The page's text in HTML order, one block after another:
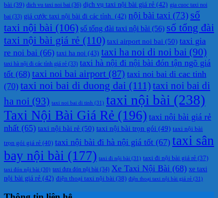
bài (39) dich vu taxi noi bai (36) dịch vụ taxi nội bài giá rẻ (42) gia cuoc taxi noi
bai (33) giá cước taxi nội bài đi các tỉnh. (42) nội bài taxi (73) số
taxi nội bài (106) số tổng đài taxi nội bài (56) số tổng đài
taxi nội bài giá rẻ (110) taxi airport noi bai (50) taxi gia
re noi bai (66) taxi ha noi (43) taxi ha noi di noi bai (90)
taxi hà nội đi các tỉnh giá rẻ (33) taxi hà nội đi nội bài đón tận ngõ giá
tốt (68) taxi noi bai airport (87) taxi noi bai di cac tinh
(70) taxi noi bai di duong dai (111)taxi noi bai di
ha noi (93) taxi noi bai di tinh (31) taxi nội bài (238)
Taxi Nội Bài Giá Rẻ (196) taxi nội bài giá rẻ
nhất (65) taxi nội bài rẻ (50) taxi nội bài trọn gói (49) taxi nội bài
trọn gói giá rẻ (40) taxi nội bài đi hà nội giá tốt (67) taxi sân
bay nội bài (177) taxi đi nội bài (31) taxi đi nội bài giá rẻ (37)
taxi đón nội bài (30) taxi đưa đón nội bài (34) Xe Taxi Nội Bài (68) xe taxi
nội bài giá rẻ (42) điện thoại taxi nội bài (38) điện thoại taxi nội bài giá rẻ (31)